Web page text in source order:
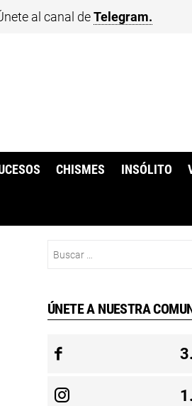
al canal deTelegram.
CHISMES INSÓLITO
ÚNETE A NUESTRA